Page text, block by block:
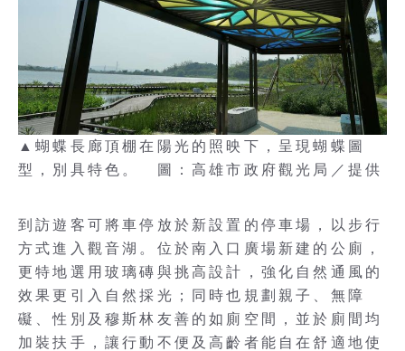
▲蝴蝶長廊頂棚在陽光的照映下，呈現蝴蝶圖
型，別具特色。 圖：高雄市政府觀光局／提供
到訪遊客可將車停放於新設置的停車場，以步行
方式進入觀音湖。位於南入口廣場新建的公廁，
更特地選用玻璃磚與挑高設計，強化自然通風的
效果更引入自然採光；同時也規劃親子、無障
礙、性別及穆斯林友善的如廁空間，並於廁間均
加裝扶手，讓行動不便及高齡者能自在舒適地使